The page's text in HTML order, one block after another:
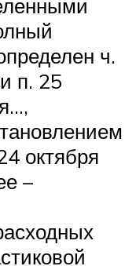
ч.
п. 25
октября
–